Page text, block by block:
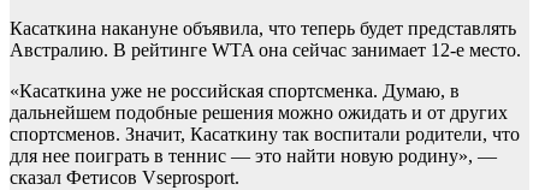
Касаткина накануне объявила, что теперь будет представлять
Австралию. В рейтинге WTA она сейчас занимает 12-е место.
«Касаткина уже не российская спортсменка. Думаю, в
дальнейшем подобные решения можно ожидать и от других
спортсменов. Значит, Касаткину так воспитали родители, что
для нее поиграть в теннис — это найти новую родину», —
сказал Фетисов Vseprosport.